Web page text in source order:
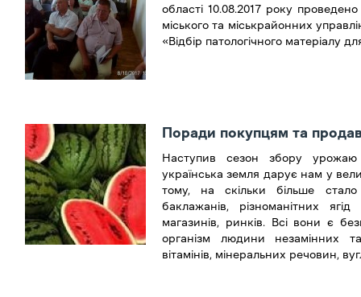
області 10.08.2017 року
міського та міськрайонних
«Відбір патологічного матеріалу
Поради покупцям та
Наступив сезон збору
українська земля дарує нам у
тому, на скільки більше стало
баклажанів, різноманітних
магазинів, ринків. Всі вони є
організм людини незамінних
вітамінів, мінеральних речовин,